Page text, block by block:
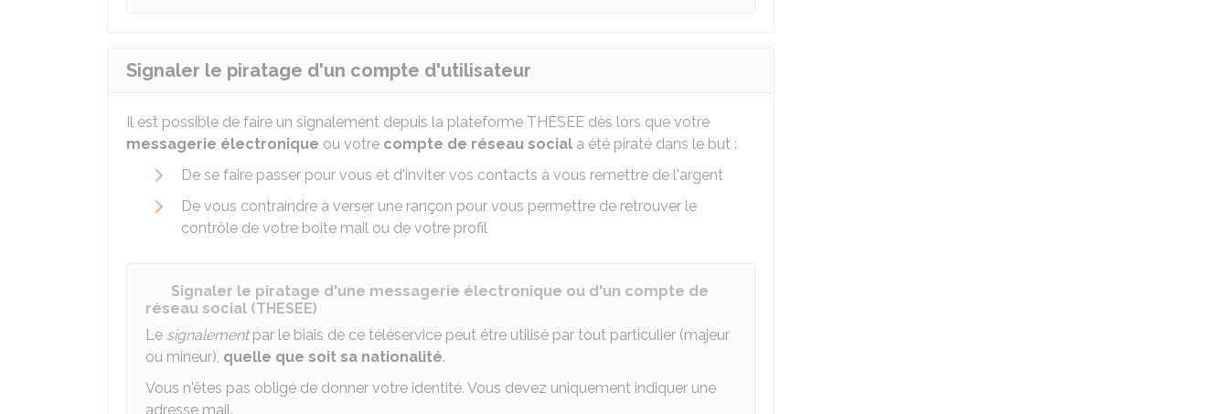
Signaler le piratage d'un compte d'utilisateur
Il est possible de faire un signalement depuis la plateforme THESEE dès lors que votre
messagerie électronique ou votre compte de réseau social a été piraté dans le but :
De se faire passer pour vous et d'inviter vos contacts à vous remettre de l'argent
De vous contraindre à verser une rançon pour vous permettre de retrouver le
contrôle de votre boîte mail ou de votre profil
Signaler le piratage d'une messagerie électronique ou d'un compte de
réseau social (THESEE)
Le signalementpar le biais de ce téléservice peut être utilisé par tout particulier (majeur
ou mineur), quelle que soit sa nationalité.
Vous n'êtes pas obligé de donner votre identité. Vous devez uniquement indiquer une
adresse mail.